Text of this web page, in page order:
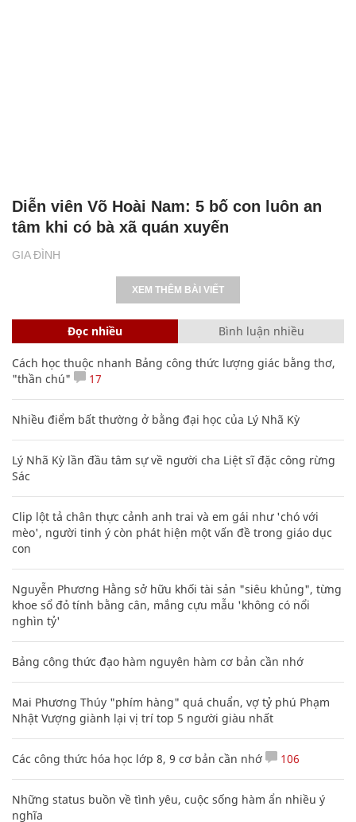
GIA ĐÌNH
Diễn viên Võ Hoài Nam: 5 bố con luôn an
tâm khi có bà xã quán xuyến
XEM THÊM BÀI VIẾT
Đọc nhiều Bình luận nhiều
Cách học thuộc nhanh Bảng công thức lượng giác bằng thơ,
"thần chú"
17
Nhiều điểm bất thường ở bằng đại học của Lý Nhã Kỳ
Lý Nhã Kỳ lần đầu tâm sự về người cha Liệt sĩ đặc công rừng
Sác
Clip lột tả chân thực cảnh anh trai và em gái như 'chó với
mèo', người tinh ý còn phát hiện một vấn đề trong giáo dục
con
Nguyễn Phương Hằng sở hữu khối tài sản "siêu khủng", từng
khoe sổ đỏ tính bằng cân, mắng cựu mẫu 'không có nổi
nghìn tỷ'
Bảng công thức đạo hàm nguyên hàm cơ bản cần nhớ
Mai Phương Thúy "phím hàng" quá chuẩn, vợ tỷ phú Phạm
Nhật Vượng giành lại vị trí top 5 người giàu nhất
Các công thức hóa học lớp 8, 9 cơ bản cần nhớ 106
Những status buồn về tình yêu, cuộc sống hàm ẩn nhiều ý
nghĩa